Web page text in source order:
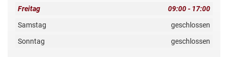
Freitag
09:00 - 17:00
Samstag
geschlossen
Sonntag
geschlossen